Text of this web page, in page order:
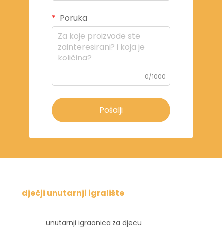
Poruka
0/1000
Pošalji
dječji unutarnji igralište
unutarnji igraonica za djecu